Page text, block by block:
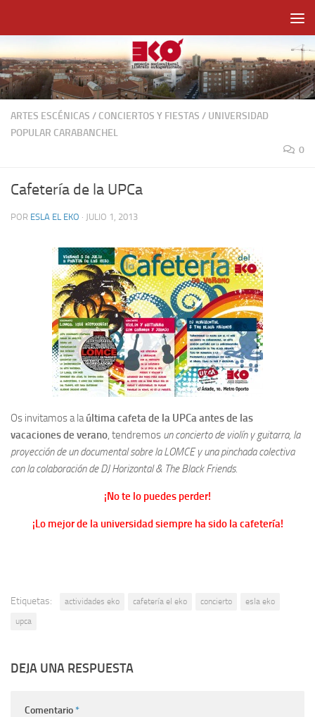
ARTES ESCÉNICAS / CONCIERTOS Y FIESTAS / UNIVERSIDAD
POPULAR CARABANCHEL
0
Cafetería de la UPCa
POR ESLA EL EKO · JULIO 1, 2013
Os invitamos a laúltima cafeta de la UPCa antes de las
vacaciones de verano, tendremos un concierto de violín y guitarra, la
proyección de un documental sobre la LOMCE y una pinchada colectiva
con la colaboración de DJ Horizontal & The Black Friends.
¡No te lo puedes perder!
¡Lo mejor de la universidad siempre ha sido la cafetería!
Etiquetas: actividades eko cafetería el eko concierto
esla eko
upca
DEJA UNA RESPUESTA
Comentario*